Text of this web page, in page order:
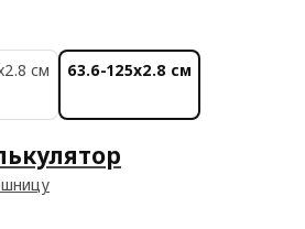
см
63.6-125x2.8 см